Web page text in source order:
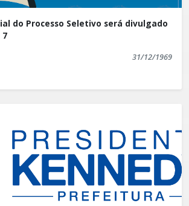
do Processo Seletivo será divulgado
7
31/12/1969